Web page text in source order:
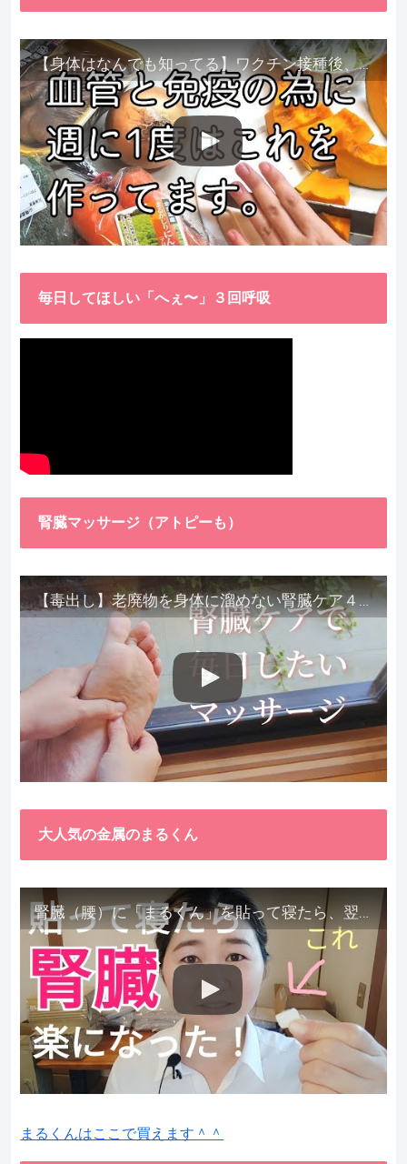
【身体はなんでも知ってる】ワクチン接種後、異常に食べたくなった野菜が細胞回復に貢献してくれました。
毎日してほしい「へぇ〜」３回呼吸
腎臓マッサージ（アトピーも）
【毒出し】老廃物を身体に溜めない腎臓ケア４種をご紹介します。
大人気の金属のまるくん
腎臓（腰）に「まるくん」を貼って寝たら、翌朝めちゃ楽でびっくりしました。腎臓叩いても痛くない！【お客様の声を試してみた】
まるくんはここで買えます＾＾